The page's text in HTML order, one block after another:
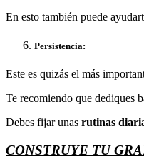
En esto también puede
Persistencia:
Este es quizás el más
Te recomiendo que dediques
Debes fijar unas rutinas
CONSTRUYE TU